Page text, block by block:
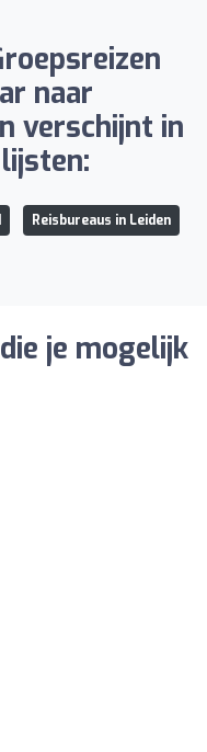
naar
verschijnt in
Reisbureaus in Leiden
je mogelijk